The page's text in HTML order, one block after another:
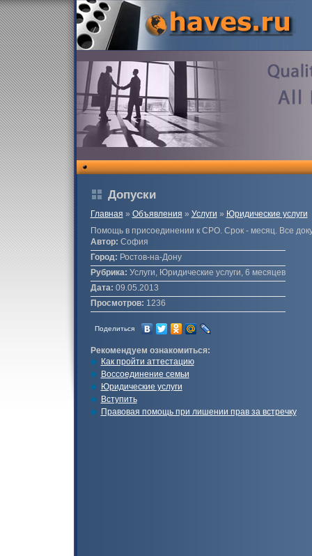
Допуски
Главная » Объявления » Услуги » Юридические услуги
Помощь в присоединении к СРО. Срок - месяц. Все
Автор: София
Город: Ростов-на-Дону
Рубрика: Услуги, Юридические услуги, 6 месяцев
Дата: 09.05.2013
Просмотров: 1236
Поделиться
Рекомендуем ознакомиться:
Как пройти аттестацию
Воссоединение семьи
Юридические услуги
Вступить
Правовая помощь при лишении прав за встречку